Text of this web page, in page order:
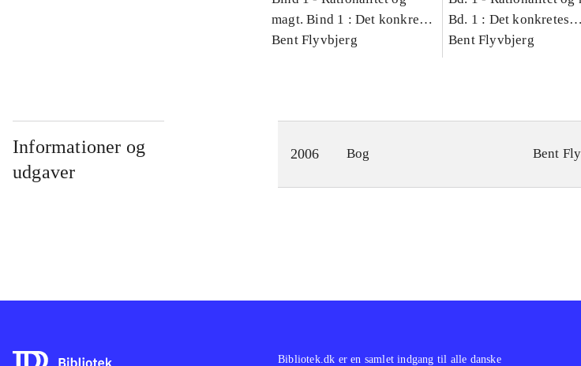
magt. Bind 1 : Det konkretes
videnskab
Bent Flyvbjerg
Bd. 1 : Det konkretes
videnskab
Bent Flyvbjerg
Informationer og
udgaver
2006 Bog Bent
Bibliotek.dk er en samlet indgang til alle danske